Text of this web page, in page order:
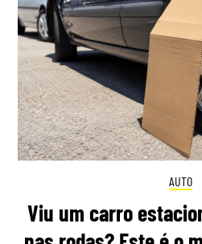
AUTO
Viu um carro